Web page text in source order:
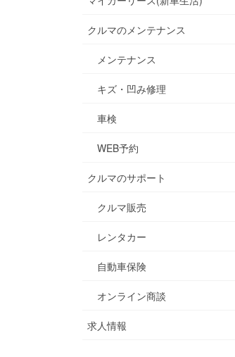
クルマのメンテナンス
メンテナンス
キズ・凹み修理
車検
WEB予約
クルマのサポート
クルマ販売
レンタカー
自動車保険
オンライン商談
求人情報